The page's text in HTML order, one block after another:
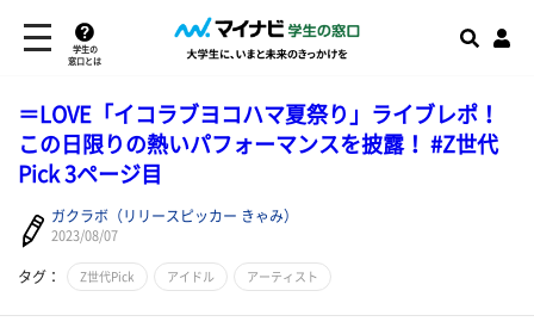
学生の
窓口とは
＝LOVE「イコラブヨコハマ夏祭り」ライブレポ！
この日限りの熱いパフォーマンスを披露！ #Z世代
Pick 3ページ目
ガクラボ（リリースピッカー きゃみ）
2023/08/07
タグ： Z世代Pick アイドル アーティスト